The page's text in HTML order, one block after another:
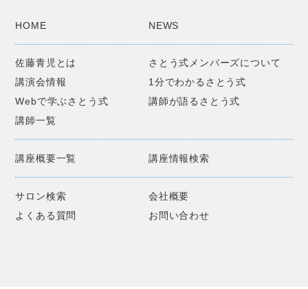
HOME NEWS
佐藤青児とは
さとう式メンバーズについて
講演会情報
1分でわかるさとう式
Webで学ぶさとう式
講師が語るさとう式
講師一覧
講座概要一覧 講座情報検索
サロン検索
会社概要
よくある質問
お問い合わせ